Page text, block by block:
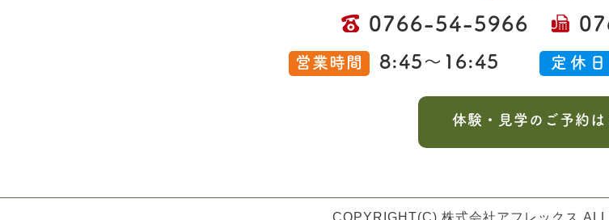
0766-54-5966
営業時間 8:45～16:45 定休日
体験・見学のご予約は
COPYRIGHT(C) 株式会社アフレックス